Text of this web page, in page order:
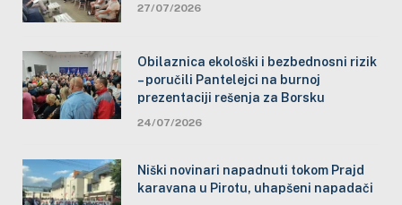
27/07/2026
Obilaznica ekološki i bezbednosni rizik
– poručili Pantelejci na burnoj
prezentaciji rešenja za Borsku
24/07/2026
Niški novinari napadnuti tokom Prajd
karavana u Pirotu, uhapšeni napadači